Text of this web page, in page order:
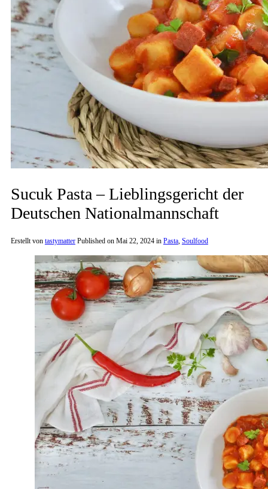
Sucuk Pasta – Lieblingsgericht der
Deutschen Nationalmannschaft
Erstellt von tastymatter Published on Mai 22, 2024 in Pasta, Soulfood